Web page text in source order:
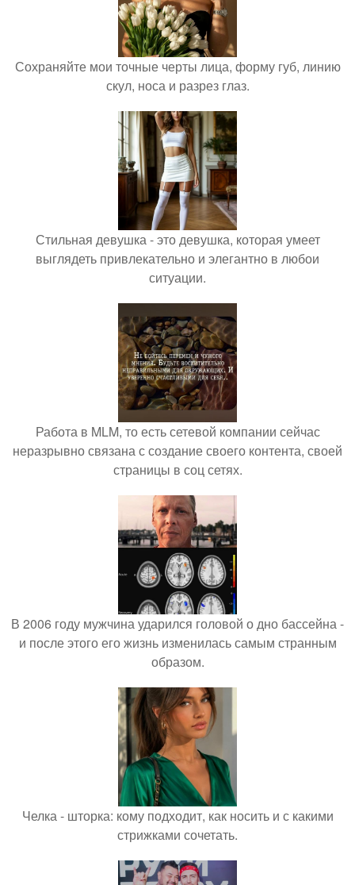
Сохраняйте мои точные черты лица, форму губ, линию
скул, носа и разрез глаз.
Стильная девушка - это девушка, которая умеет
выглядеть привлекательно и элегантно в любои
ситуации.
Работа в MLM, то есть сетевой компании сейчас
неразрывно связана с создание своего контента, своей
страницы в соц сетях.
В 2006 году мужчина ударился головой о дно бассейна -
и после этого его жизнь изменилась самым странным
образом.
Челка - шторка: кому подходит, как носить и с какими
стрижками сочетать.